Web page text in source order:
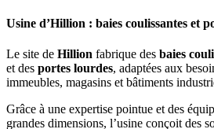
Usine d’Hillion : baies coulissantes et
Le site de Hillion fabrique des baies
et des portes lourdes, adaptées aux
immeubles, magasins et bâtiments
Grâce à une expertise pointue et des
grandes dimensions, l’usine conçoit des